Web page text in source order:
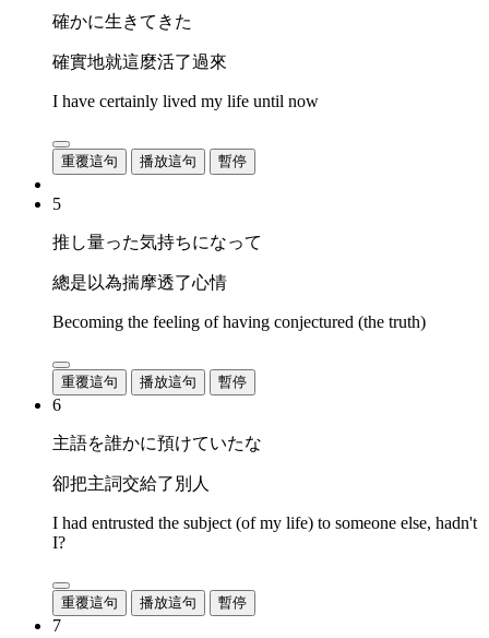
確かに生きてきた
確實地就這麼活了過來
I have certainly lived my life until now
重覆這句 播放這句 暫停
5
推し量った気持ちになって
總是以為揣摩透了心情
Becoming the feeling of having conjectured (the truth)
重覆這句 播放這句 暫停
6
主語を誰かに預けていたな
卻把主詞交給了別人
I had entrusted the subject (of my life) to someone else, hadn't
I?
重覆這句 播放這句 暫停
7